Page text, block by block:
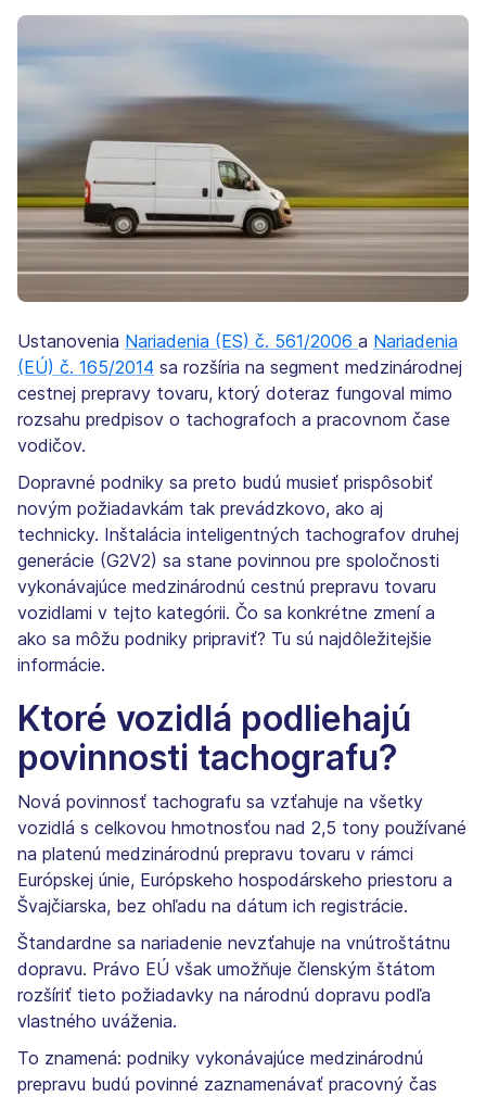
Ustanovenia Nariadenia (ES) č. 561/2006 a Nariadenia
(EÚ) č. 165/2014 sa rozšíria na segment medzinárodnej
cestnej prepravy tovaru, ktorý doteraz fungoval mimo
rozsahu predpisov o tachografoch a pracovnom čase
vodičov.
Dopravné podniky sa preto budú musieť prispôsobiť
novým požiadavkám tak prevádzkovo, ako aj
technicky. Inštalácia inteligentných tachografov druhej
generácie (G2V2) sa stane povinnou pre spoločnosti
vykonávajúce medzinárodnú cestnú prepravu tovaru
vozidlami v tejto kategórii. Čo sa konkrétne zmení a
ako sa môžu podniky pripraviť? Tu sú najdôležitejšie
informácie.
Ktoré vozidlá podliehajú
povinnosti tachografu?
Nová povinnosť tachografu sa vzťahuje na všetky
vozidlá s celkovou hmotnosťou nad 2,5 tony používané
na platenú medzinárodnú prepravu tovaru v rámci
Európskej únie, Európskeho hospodárskeho priestoru a
Švajčiarska, bez ohľadu na dátum ich registrácie.
Štandardne sa nariadenie nevzťahuje na vnútroštátnu
dopravu. Právo EÚ však umožňuje členským štátom
rozšíriť tieto požiadavky na národnú dopravu podľa
vlastného uváženia.
To znamená: podniky vykonávajúce medzinárodnú
prepravu budú povinné zaznamenávať pracovný čas